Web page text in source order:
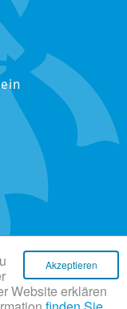
Akzeptieren
Website erklären